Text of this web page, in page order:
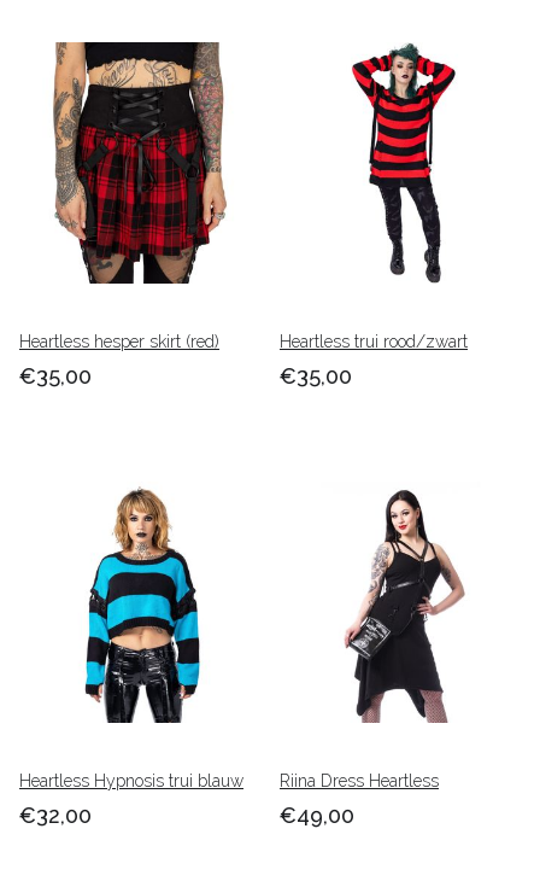
Heartless hesper skirt (red)
€35,00
Heartless trui rood/zwart
€35,00
Heartless Hypnosis trui blauw
€32,00
Riina Dress Heartless
€49,00